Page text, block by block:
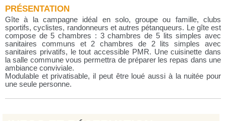
PRÉSENTATION
Gîte à la campagne idéal en solo, groupe ou famille, clubs
sportifs, cyclistes, randonneurs et autres pétanqueurs. Le gîte est
compose de 5 chambres : 3 chambres de 5 lits simples avec
sanitaires communs et 2 chambres de 2 lits simples avec
sanitaires privatifs, le tout accessible PMR. Une cuisinette dans
la salle commune vous permettra de préparer les repas dans une
ambiance conviviale.
Modulable et privatisable, il peut être loué aussi à la nuitée pour
une seule personne.